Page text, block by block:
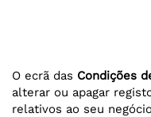
O ecrã das Condições
alterar ou apagar
relativos ao seu